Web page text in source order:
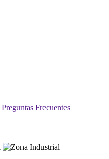
Preguntas Frecuentes